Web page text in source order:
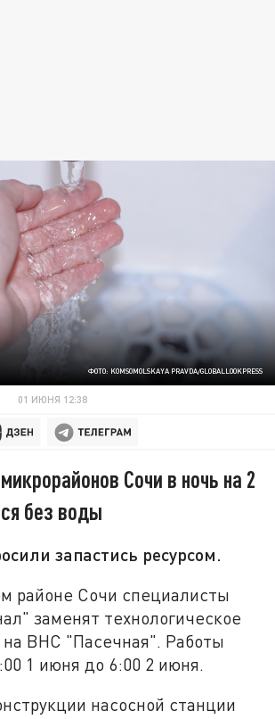
ФОТО: KOMSOMOLSKAYA PRAVDA/GLOBALLOOKPRESS
01 ИЮНЯ 12:38
Сочи в ночь на 2
без воды
запастись ресурсом.
районе Сочи специалисты
заменят технологическое
на ВНС "Пасечная". Работы
1 июня до 6:00 2 июня.
насосной станции